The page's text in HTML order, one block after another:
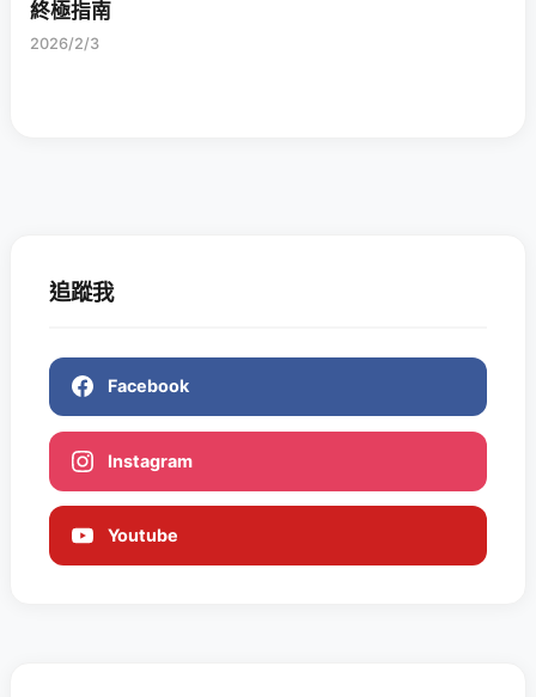
終極指南
2026/2/3
追蹤我
Facebook
Instagram
Youtube